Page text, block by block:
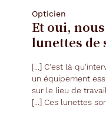
Opticien
Et oui,
lunettes de
[...] C'est là
un équipement
sur le lieu de
[...] Ces lunettes